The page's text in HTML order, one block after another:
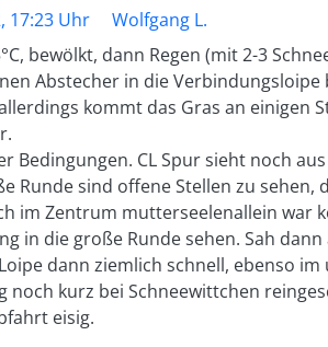
17:23 Uhr
Wolfgang L.
bewölkt, dann Regen (mit 2-3
Abstecher in die Verbindungsloipe
kommt das Gras an einigen
Bedingungen. CL Spur sieht noch
Runde sind offene Stellen zu sehen,
im Zentrum mutterseelenallein war
in die große Runde sehen. Sah dann
dann ziemlich schnell, ebenso
noch kurz bei Schneewittchen
eisig.